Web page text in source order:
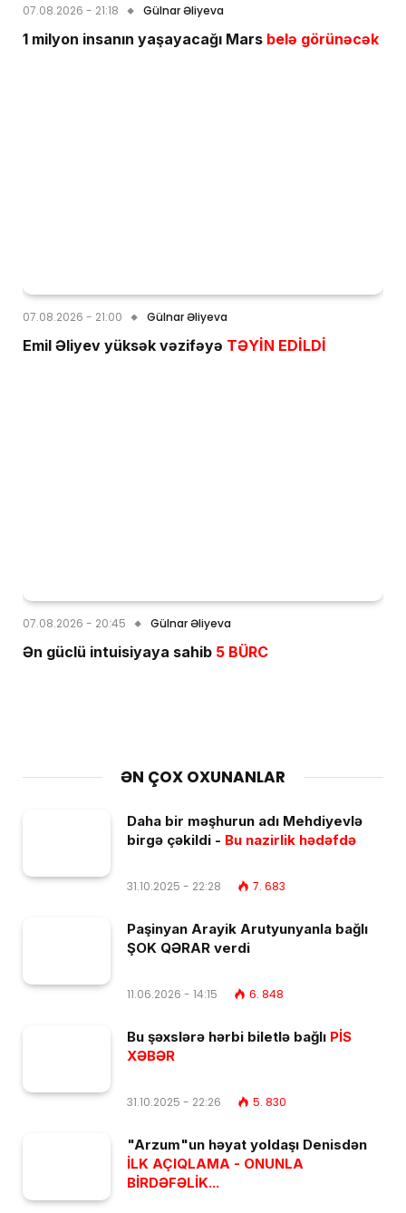
07.08.2026 - 21:18 Gülnar Əliyeva
1 milyon insanın yaşayacağı Mars belə görünəcək
07.08.2026 - 21:00 Gülnar Əliyeva
Emil Əliyev yüksək vəzifəyə TƏYİN EDİLDİ
07.08.2026 - 20:45 Gülnar Əliyeva
Ən güclü intuisiyaya sahib 5 BÜRC
ƏN ÇOX OXUNANLAR
Daha bir məşhurun adı Mehdiyevlə
birgə çəkildi - Bu nazirlik hədəfdə
31.10.2025 - 22:28 7. 683
Paşinyan Arayik Arutyunyanla bağlı
ŞOK QƏRAR verdi
11.06.2026 - 14:15 6. 848
Bu şəxslərə hərbi biletlə bağlı PİS
XƏBƏR
31.10.2025 - 22:26 5. 830
"Arzum"un həyat yoldaşı Denisdən
İLK AÇIQLAMA - ONUNLA
BİRDƏFƏLİK...